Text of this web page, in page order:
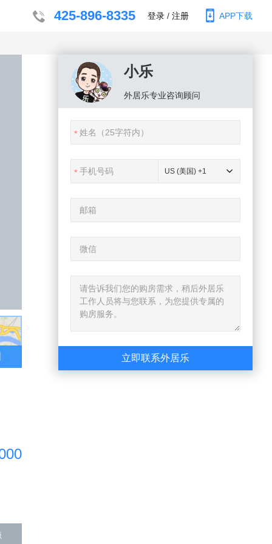
425-896-8335 登录 / 注册 APP下载
小乐
外居乐专业咨询顾问
US (美国) +1
立即联系外居乐